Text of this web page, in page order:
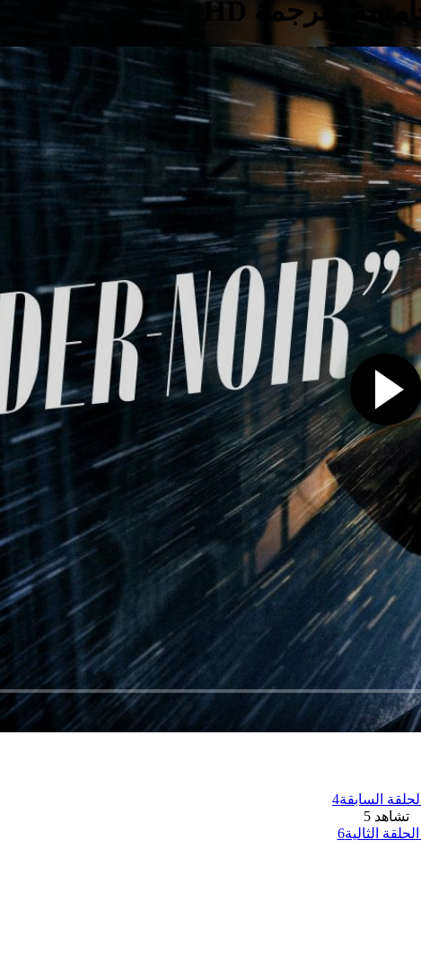
الحلقة السابقة4
تشاهد5
الحلقة الثالية6